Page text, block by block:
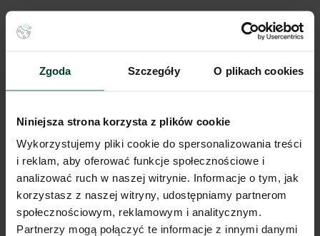
Zgoda Szczegóły O plikach cookies
Niniejsza strona korzysta z plików cookie
Wykorzystujemy pliki cookie do spersonalizowania treści
i reklam, aby oferować funkcje społecznościowe i
analizować ruch w naszej witrynie. Informacje o tym, jak
korzystasz z naszej witryny, udostępniamy partnerom
społecznościowym, reklamowym i analitycznym.
Partnerzy mogą połączyć te informacje z innymi danymi
PARAMETR WMS LOKALNY (ON-PREMISE)
Wdrożenie
3-6 miesięcy
Stała opłata roczna
Skalowalność
Wymaga inwestycji w sprzęt
Analityka
Często dodatkowo płatna